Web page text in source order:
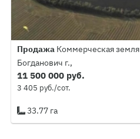
Продажа Коммерческая земля
Богданович г.,
11 500 000 руб.
3 405 руб./сот.
33.77 га